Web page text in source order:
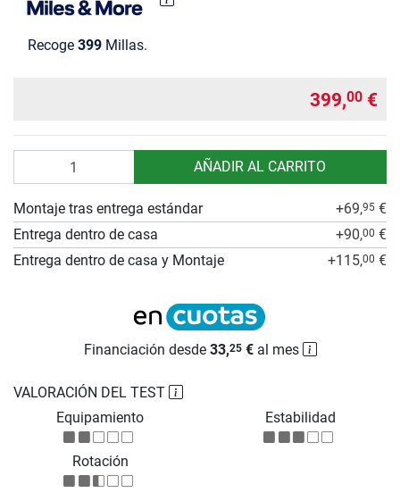
Recoge 399 Millas.
399,00 €
AÑADIR AL CARRITO
VALORACIÓN DEL TEST
Equipamiento
Estabilidad
Rotación
Montaje tras entrega estándar +69,95 €
Entrega dentro de casa
+90,00 €
Entrega dentro de casa y Montaje
+115,00 €
Financiación desde 33,25€al mes